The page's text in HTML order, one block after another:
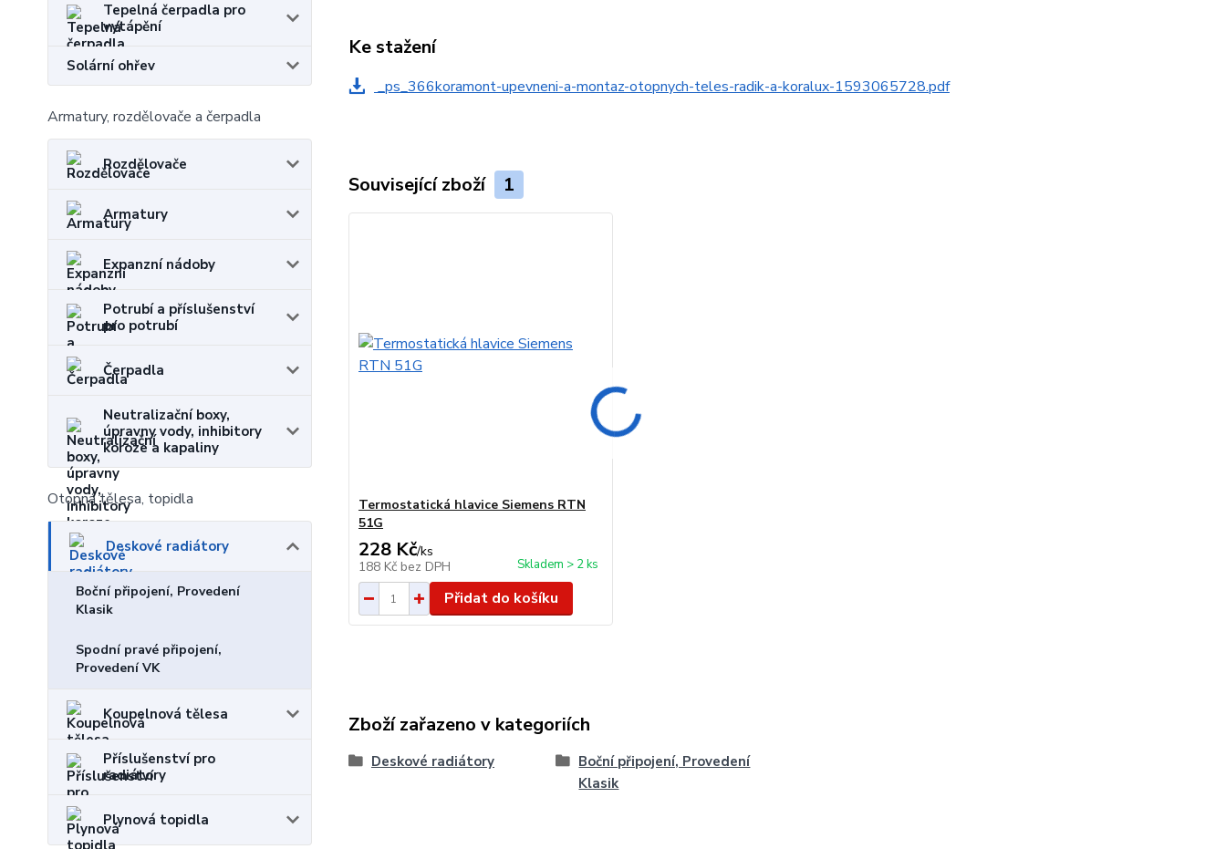
Tepelná čerpadla pro
vytápění
Solární ohřev
Armatury, rozdělovače a čerpadla
Rozdělovače
Armatury
Expanzní nádoby
Potrubí a příslušenství
pro potrubí
Čerpadla
Neutralizační boxy,
úpravny vody, inhibitory
koroze a kapaliny
Otopná tělesa, topidla
Deskové radiátory
Boční připojení, Provedení
Klasik
Spodní pravé připojení,
Provedení VK
Koupelnová tělesa
Příslušenství pro
radiátory
Plynová topidla
Ke stažení
_ps_366koramont-upevneni-a-montaz-otopnych-teles-radik-a-koralux-1593065728.pdf
Související zboží 1
Termostatická hlavice Siemens RTN
51G
228 Kč/ks
188 Kč bez DPH Skladem > 2 ks
Přidat do košíku
Zboží zařazeno v kategoriích
Deskové radiátory
Boční připojení, Provedení
Klasik